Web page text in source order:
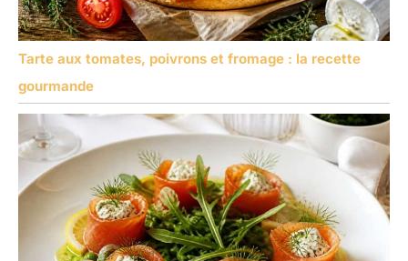
Tarte aux tomates, poivrons et fromage : la recette
gourmande